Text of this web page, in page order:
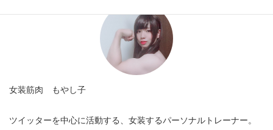
女装筋肉 もやし子
ツイッターを中心に活動する、女装するパーソナルトレーナー。